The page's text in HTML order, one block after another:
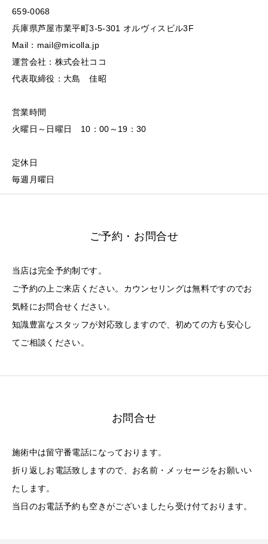
659-0068
兵庫県芦屋市業平町3-5-301 オルヴィスビル3F
Mail：mail@micolla.jp
運営会社：株式会社ココ
代表取締役：大島 佳昭
営業時間
火曜日～日曜日 10：00～19：30
定休日
毎週月曜日
ご予約・お問合せ
当店は完全予約制です。
ご予約の上ご来店ください。カウンセリングは無料ですのでお
気軽にお問合せください。
知識豊富なスタッフが対応致しますので、初めての方も安心し
てご相談ください。
お問合せ
施術中は留守番電話になっております。
折り返しお電話致しますので、お名前・メッセージをお願いい
たします。
当日のお電話予約も空きがございましたら受け付ております。